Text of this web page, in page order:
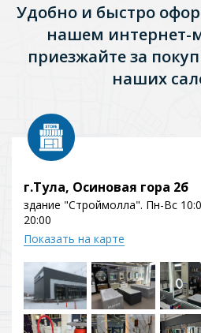
Удобно и быстро
нашем интернет-
приезжайте за
наших
г.Тула, Осиновая гора 2б
здание "Строймолла". Пн-Вс
20:00
Показать на карте